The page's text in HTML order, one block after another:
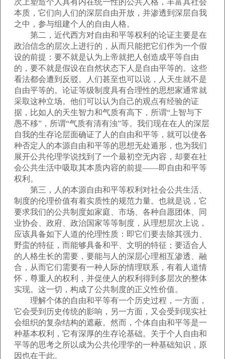
次上塑造个人具有内在统一性的公共人格，丰富其社会
本质，它们向人们的深层自由开放，并渗透到深层自我
之中，参与组建个人的自由人格。
第二，近代西方对自由和平等权利的论证主要是在
政治信念的层次上进行的，从而只能把它们作为一个假
设的前提：要不就是认为上帝就把人创造成平等自由
的，要不就是假设在自然状态下人是自由平等的。这些
看法都会遭到反驳。人们甚至也可以说，人天生就不是
自由平等的。论证等级制度具有合理性的思想家通常就
采取这种立场。他们可以认为自己的观点有经验的证
据，比如人的天生智力和气质有高下，所谓“上智与下
愚不移”，所谓“气质有清有浊”等。我们现在在人的深层
自我的生存论层面确证了人的自由和平等，就可以使各
种否定人的本源自由和平等的思想无处遁形，也为我们
展开公共伦理学说找到了一个最初空无内容，却要在社
会公共生活中吸取其本质内容的前提——即自由和平等
权利。
第三，人的本源自由和平等权利对社会公共生活、
制度的伦理价值有着实质性的规范力量。也就是说，它
要求我们的公共制度如家庭、市场、各种自愿团体、同
业协会、政府、政治国家等等制度，从理想层次上说，
应该具备如下人道的伦理性质：即它们要去除其强力、
野蛮的特征，而能够具备和平、文明的特征；要适合人
的人格生长的需要，要能与人的深层心理相互渗透、融
合，从而它们需要有一种人际的情理联系，有着人道情
怀，尊重人的权利，并促使人的权利得到多层次的整体
实现。这一切，构成了公共制度的正义性价值。
理解个体的自由和平等有一个历史过程，一方面，
它会受到历史传统的影响，另一方面，又会受到现实社
会组织的复杂结构的遮蔽。然而，个体自由和平等是一
种基本权利，它有深厚的生存论基础。关于个人自由和
平等的思考之所以成为公共伦理学的一种基础知识，原
因也在于此。